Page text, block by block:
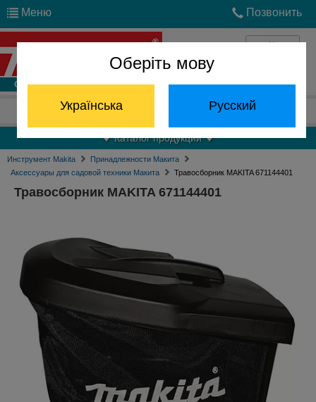
Оберіть мову
Українська Русский
Меню Позвонить
Войти
Отдел запчастей: (068) 824-24-24
Каталог продукции
Инструмент Makita
Принадлежности Макита
Аксессуары для садовой техники Макита
Травосборник MAKITA 671144401
Травосборник MAKITA 671144401